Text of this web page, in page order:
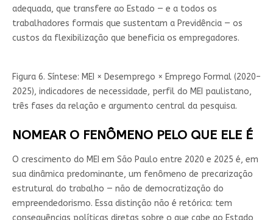
adequada, que transfere ao Estado — e a todos os
trabalhadores formais que sustentam a Previdência — os
custos da flexibilização que beneficia os empregadores.
Figura 6. Síntese: MEI × Desemprego × Emprego Formal (2020–
2025), indicadores de necessidade, perfil do MEI paulistano,
três fases da relação e argumento central da pesquisa.
NOMEAR O FENÔMENO PELO QUE ELE É
O crescimento do MEI em São Paulo entre 2020 e 2025 é, em
sua dinâmica predominante, um fenômeno de precarização
estrutural do trabalho — não de democratização do
empreendedorismo. Essa distinção não é retórica: tem
consequências políticas diretas sobre o que cabe ao Estado